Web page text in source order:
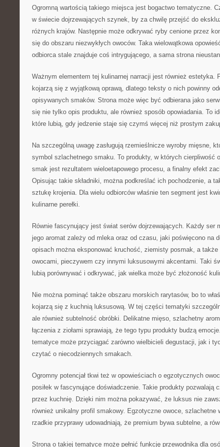
Ogromną wartością takiego miejsca jest bogactwo tematyczne.
w świecie dojrzewających szynek, by za chwilę przejść do
różnych krajów. Następnie może odkrywać ryby cenione przez
się do obszaru niezwykłych owoców. Taka wielowątkowa
odbiorca stale znajduje coś intrygującego, a sama strona
Ważnym elementem tej kulinarnej narracji jest również estetyka.
kojarzą się z wyjątkową oprawą, dlatego teksty o nich powinny
opisywanych smaków. Strona może więc być odbierana jako
się nie tylko opis produktu, ale również sposób opowiadania. To
które lubią, gdy jedzenie staje się czymś więcej niż prostym
Na szczególną uwagę zasługują rzemieślnicze wyroby mięsne,
symbol szlachetnego smaku. To produkty, w których cierpliwość
smak jest rezultatem wieloetapowego procesu, a finalny efekt
Opisując takie składniki, można podkreślać ich pochodzenie, a
sztukę krojenia. Dla wielu odbiorców właśnie ten segment jest
kulinarne perełki.
Równie fascynujący jest świat serów dojrzewających. Każdy ser
jego aromat zależy od mleka oraz od czasu, jaki poświęcono na
opisach można eksponować kruchość, ziemisty posmak, a także
owocami, pieczywem czy innymi luksusowymi akcentami. Taki
lubią porównywać i odkrywać, jak wielka może być złożoność
Nie można pominąć także obszaru morskich rarytasów, bo to
kojarzą się z kuchnią luksusową. W tej części tematyki
ale również subtelność obróbki. Delikatne mięso, szlachetny
łączenia z ziołami sprawiają, że tego typu produkty budzą
tematyce może przyciągać zarówno wielbicieli degustacji, jak i
czytać o niecodziennych smakach.
Ogromny potencjał tkwi też w opowieściach o egzotycznych
posiłek w fascynujące doświadczenie. Takie produkty pozwalają
przez kuchnię. Dzięki nim można pokazywać, że luksus nie
również unikalny profil smakowy. Egzotyczne owoce, szlachetne
rzadkie przyprawy udowadniają, że premium bywa subtelne, a
Strona o takiej tematyce może pełnić funkcję przewodnika dla